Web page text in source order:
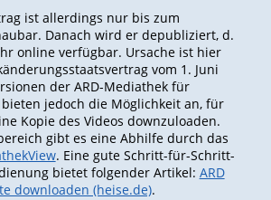
ist allerdings nur bis zum
Danach wird er depubliziert, d.
online verfügbar. Ursache ist hier
vom 1. Juni
der ARD-Mediathek für
jedoch die Möglichkeit an, für
Kopie des Videos downzuloaden.
gibt es eine Abhilfe durch das
. Eine gute Schritt-für-Schritt-
bietet folgender Artikel: ARD
downloaden (heise.de).